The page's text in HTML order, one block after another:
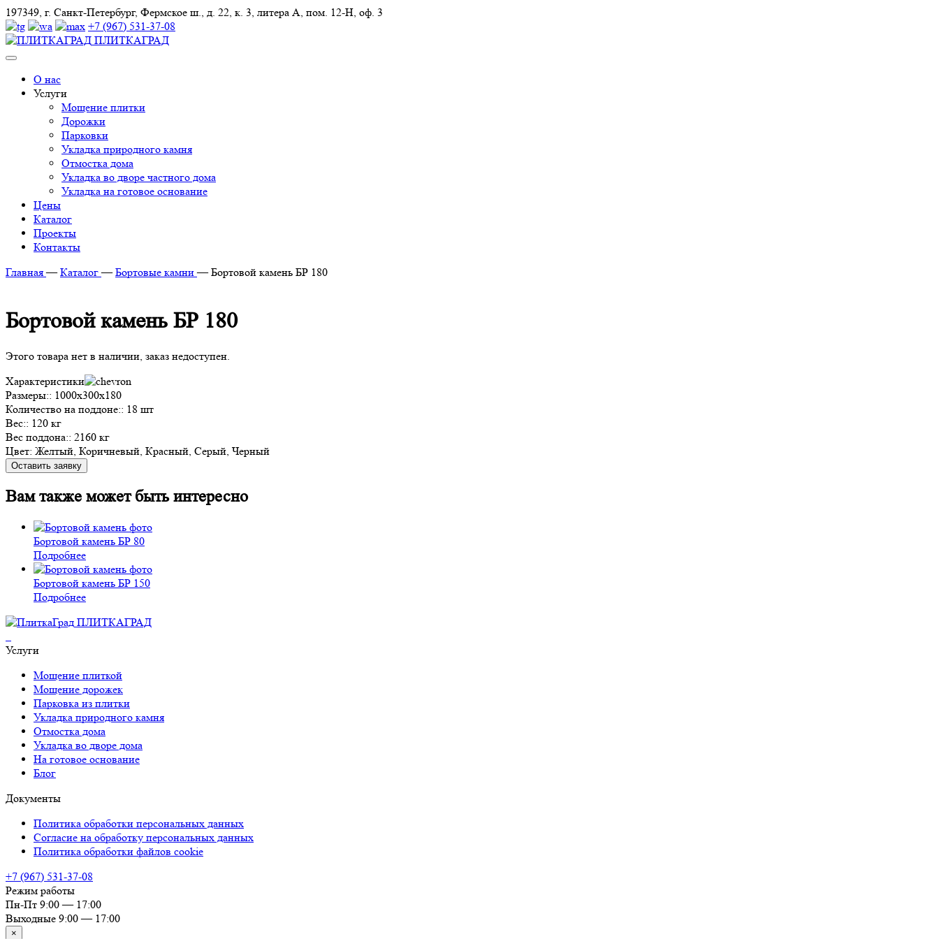
197349, г. Санкт-Петербург, Фермское ш., д. 22, к. 3, литера А, пом. 12-Н, оф. 3
+7 (967) 531-37-08
ПЛИТКАГРАД
О нас
Услуги
Мощение плитки
Дорожки
Парковки
Укладка природного камня
Отмостка дома
Укладка во дворе частного дома
Укладка на готовое основание
Цены
Каталог
Проекты
Контакты
Главная — Каталог — Бортовые камни — Бортовой камень БР 180
Бортовой камень БР 180
Этого товара нет в наличии, заказ недоступен.
Характеристики
Размеры:: 1000x300x180
Количество на поддоне:: 18 шт
Вес:: 120 кг
Вес поддона:: 2160 кг
Цвет: Желтый, Коричневый, Красный, Серый, Черный
Оставить заявку
Вам также может быть интересно
Бортовой камень БР 80
ПодробнееЭтот
товар
имеет
несколько
Опции
странице
товара.
Бортовой камень БР 150
Подробнее
ПЛИТКАГРАД
Услуги
Мощение плиткой
Мощение дорожек
Парковка из плитки
Укладка природного камня
Отмостка дома
Укладка во дворе дома
На готовое основание
Блог
Документы
Политика обработки персональных данных
Согласие на обработку персональных данных
Политика обработки файлов cookie
+7 (967) 531-37-08
Режим работы
Пн-Пт 9:00 — 17:00
Выходные 9:00 — 17:00
×